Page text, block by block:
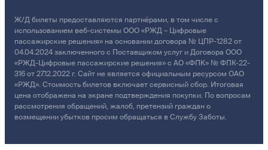
Ж/Д билеты предоставляются партнёрами, в том числе с
использованием веб-системы ООО «РЖД – Цифровые
пассажирские решения» на основании договора № ЦПР-1282 от
04.04.2024 заключенного с Поставщиком услуг и Договора ООО
«РЖД-Цифровые пассажирские решения» с АО «ФПК» № ФПК-22-
316 от 27.12.2022 г. Сайт не является официальным ресурсом ОАО
«РЖД». Стоимость билетов включает сервисный сбор. Итоговая
цена отображена на экране подтверждения покупки. По вопросам
рассмотрения обращений, жалоб, претензий граждан о
возмещении убытков просим обращаться в Службу Заботы.